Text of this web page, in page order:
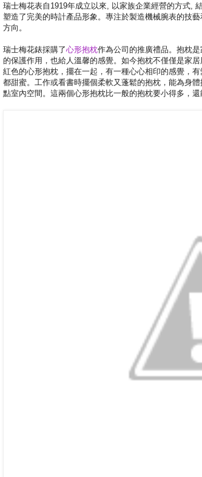
瑞士梅花表自1919年成立以來, 以家族企業經營的方式,
塑造了完美的時計產品形象。專注於製造機械腕表的技
方向。
瑞士梅花錶採購了心形抱枕作為公司的推廣禮品。抱枕
的保護作用，也給人溫馨的感覺。如今抱枕不僅僅是家
紅色的心形抱枕，擺在一起，有一種心心相印的感覺，
都甜蜜。工作或看書時擺個柔軟又蓬鬆的抱枕，能為身
點室內空間。這兩個心形抱枕比一般的抱枕要小得多，還